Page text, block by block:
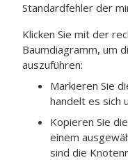
Standardfehler der
Klicken Sie mit der
Baumdiagramm, um
auszuführen:
Markieren Sie
handelt es sich
Kopieren Sie
einem
sind die